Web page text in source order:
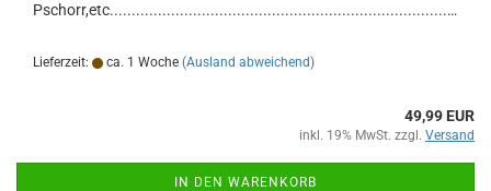
Pschorr,etc................................................................................................................................
Lieferzeit: ca. 1 Woche (Ausland abweichend)
49,99 EUR
inkl. 19% MwSt. zzgl. Versand
IN DEN WARENKORB